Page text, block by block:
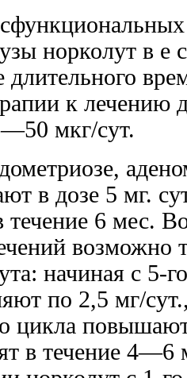
норколут в е
длительного
к лечению
мкг/сут.
в дозе 5 мг.
течение 6 мес.
возможно
начиная с 5-
по 2,5 мг/
цикла
в течение